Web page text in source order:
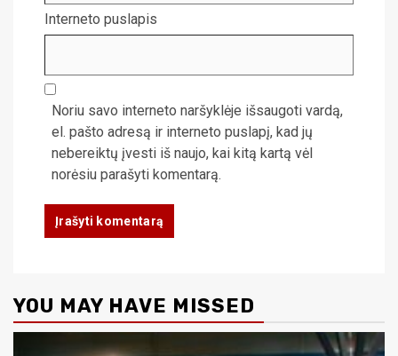
Interneto puslapis
Noriu savo interneto naršyklėje išsaugoti vardą,
el. pašto adresą ir interneto puslapį, kad jų
nebereiktų įvesti iš naujo, kai kitą kartą vėl
norėsiu parašyti komentarą.
YOU MAY HAVE MISSED